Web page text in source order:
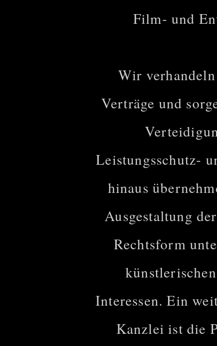
Film- und
Wir
Verträge und
Leistungsschutz-
hinaus
Ausgestaltung
Rechtsform
Interessen. Ein
Kanzlei ist die